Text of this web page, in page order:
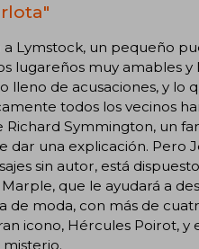
Lymstock, un pequeño
lugareños muy amables
lleno de acusaciones, y
todos los vecinos
Symmington, un
dar una explicación. Pero
sin autor, está
que le ayudará a
de moda, con más de
icono, Hércules Poirot, y